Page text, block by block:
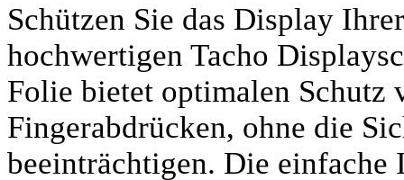
Schützen Sie das Display
hochwertigen Tacho
Folie bietet optimalen Schutz
Fingerabdrücken, ohne die
beeinträchtigen. Die einfache